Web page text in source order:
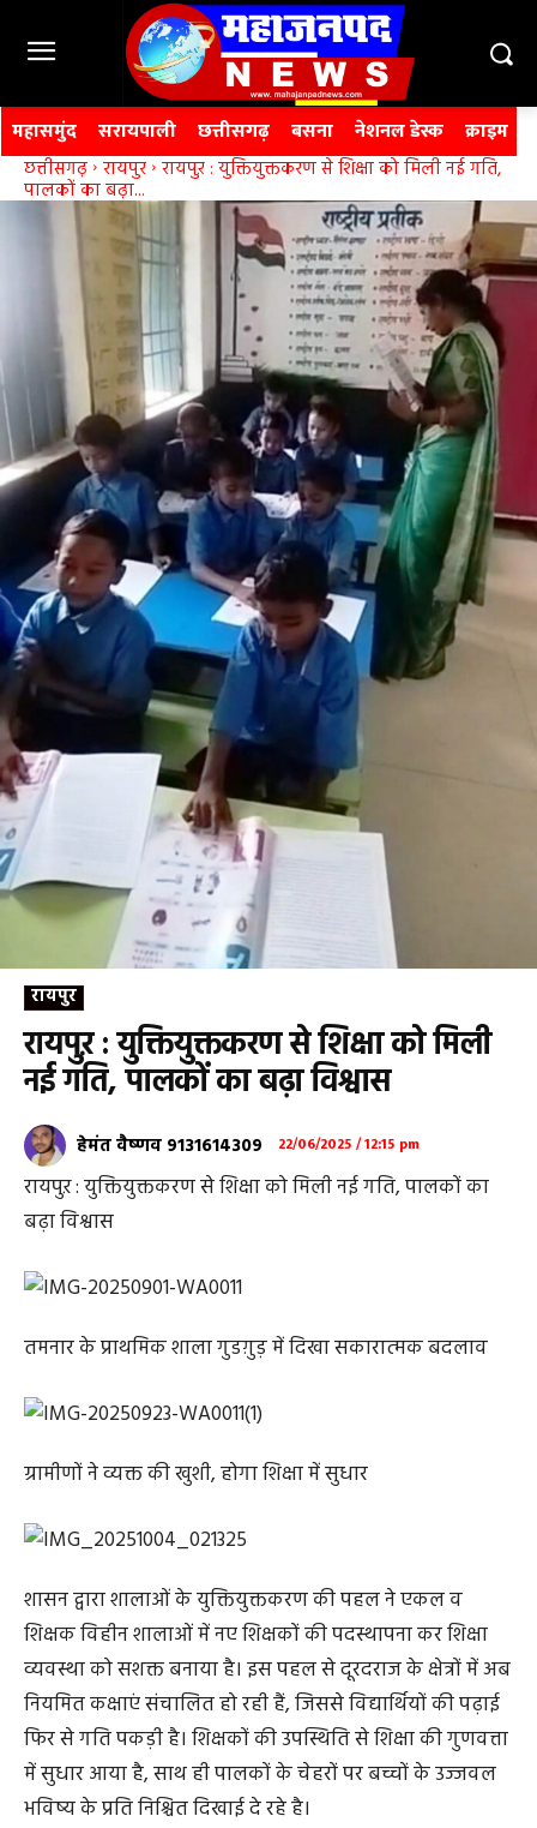
महासमुंद सरायपाली छत्तीसगढ़ बसना नेशनल डेस्क क्राइम
छत्तीसगढ़ रायपुर रायपुऱ : युक्तियुक्तकरण से शिक्षा को मिली नई गति,
पालकों का बढ़ा...
रायपुर
रायपुऱ : युक्तियुक्तकरण से शिक्षा को मिली
नई गति, पालकों का बढ़ा विश्वास
हेमंत वैष्णव 9131614309 22/06/2025 / 12:15 pm
रायपुऱ : युक्तियुक्तकरण से शिक्षा को मिली नई गति, पालकों का
बढ़ा विश्वास
तमनार के प्राथमिक शाला गुडग़ुड़ में दिखा सकारात्मक बदलाव
ग्रामीणों ने व्यक्त की खुशी, होगा शिक्षा में सुधार
शासन द्वारा शालाओं के युक्तियुक्तकरण की पहल ने एकल व
शिक्षक विहीन शालाओं में नए शिक्षकों की पदस्थापना कर शिक्षा
व्यवस्था को सशक्त बनाया है। इस पहल से दूरदराज के क्षेत्रों में अब
नियमित कक्षाएं संचालित हो रही हैं, जिससे विद्यार्थियों की पढ़ाई
फिर से गति पकड़ी है। शिक्षकों की उपस्थिति से शिक्षा की गुणवत्ता
में सुधार आया है, साथ ही पालकों के चेहरों पर बच्चों के उज्जवल
भविष्य के प्रति निश्चित दिखाई दे रहे है।